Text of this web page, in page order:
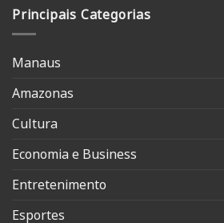
Principais Categorias
Manaus
Amazonas
Cultura
Economia e Business
Entretenimento
Esportes